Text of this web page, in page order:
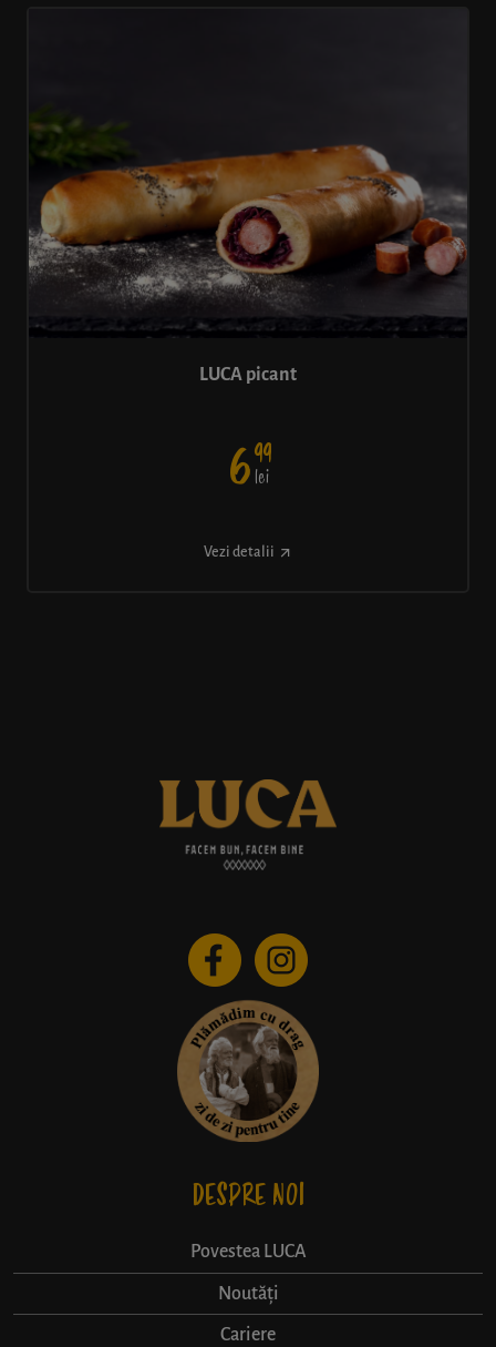
LUCA picant
699
lei
Vezi detalii
DESPRE NOI
Povestea LUCA
Noutăți
Cariere